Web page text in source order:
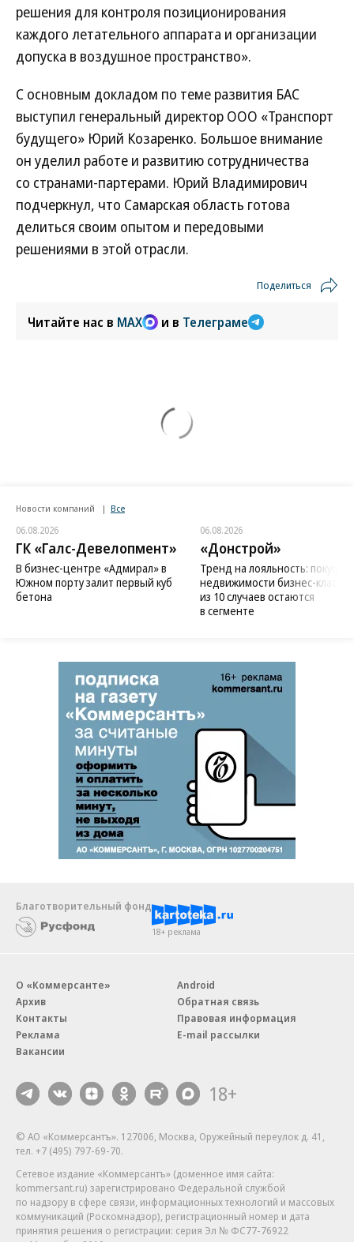
решения для контроля позиционирования
каждого летательного аппарата и организации
допуска в воздушное пространство».
С основным докладом по теме развития БАС
выступил генеральный директор ООО «Транспорт
будущего» Юрий Козаренко. Большое внимание
он уделил работе и развитию сотрудничества
со странами-партерами. Юрий Владимирович
подчеркнул, что Самарская область готова
делиться своим опытом и передовыми
решениями в этой отрасли.
Поделиться
Читайте нас в MAX и в Телеграме
Новости компаний Все
06.08.2026
ГК «Галс-Девелопмент»
В бизнес-центре «Адмирал» в
Южном порту залит первый куб
бетона
06.08.2026
«Донстрой»
Тренд на лояльность:
недвижимости бизнес-класса
из 10 случаев остаются
в сегменте
Благотворительный фонд
18+ реклама
О «Коммерсанте»
Архив
Контакты
Реклама
Вакансии
Android
Обратная связь
Правовая информация
E-mail рассылки
18+
© АО «Коммерсантъ». 127006, Москва, Оружейный переулок д. 41,
тел. +7 (495) 797-69-70.
Сетевое издание «Коммерсантъ» (доменное имя сайта:
kommersant.ru) зарегистрировано Федеральной службой
по надзору в сфере связи, информационных технологий и массовых
коммуникаций (Роскомнадзор), регистрационный номер и дата
принятия решения о регистрации: серия Эл № ФС77-76922
от 11 октября 2019 г.